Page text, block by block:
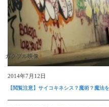
ガクブル映像
2014年7月12日
【閲覧注意】サイコキネシス？魔術？魔法